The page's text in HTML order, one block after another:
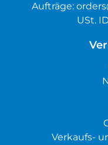
Aufträge:
USt.
Verkaufs-